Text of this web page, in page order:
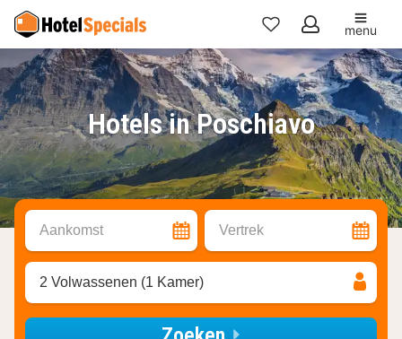
Mijn
favorieten
menu
Hotels in Poschiavo
Aankomst Vertrek
2 Volwassenen (1 Kamer)